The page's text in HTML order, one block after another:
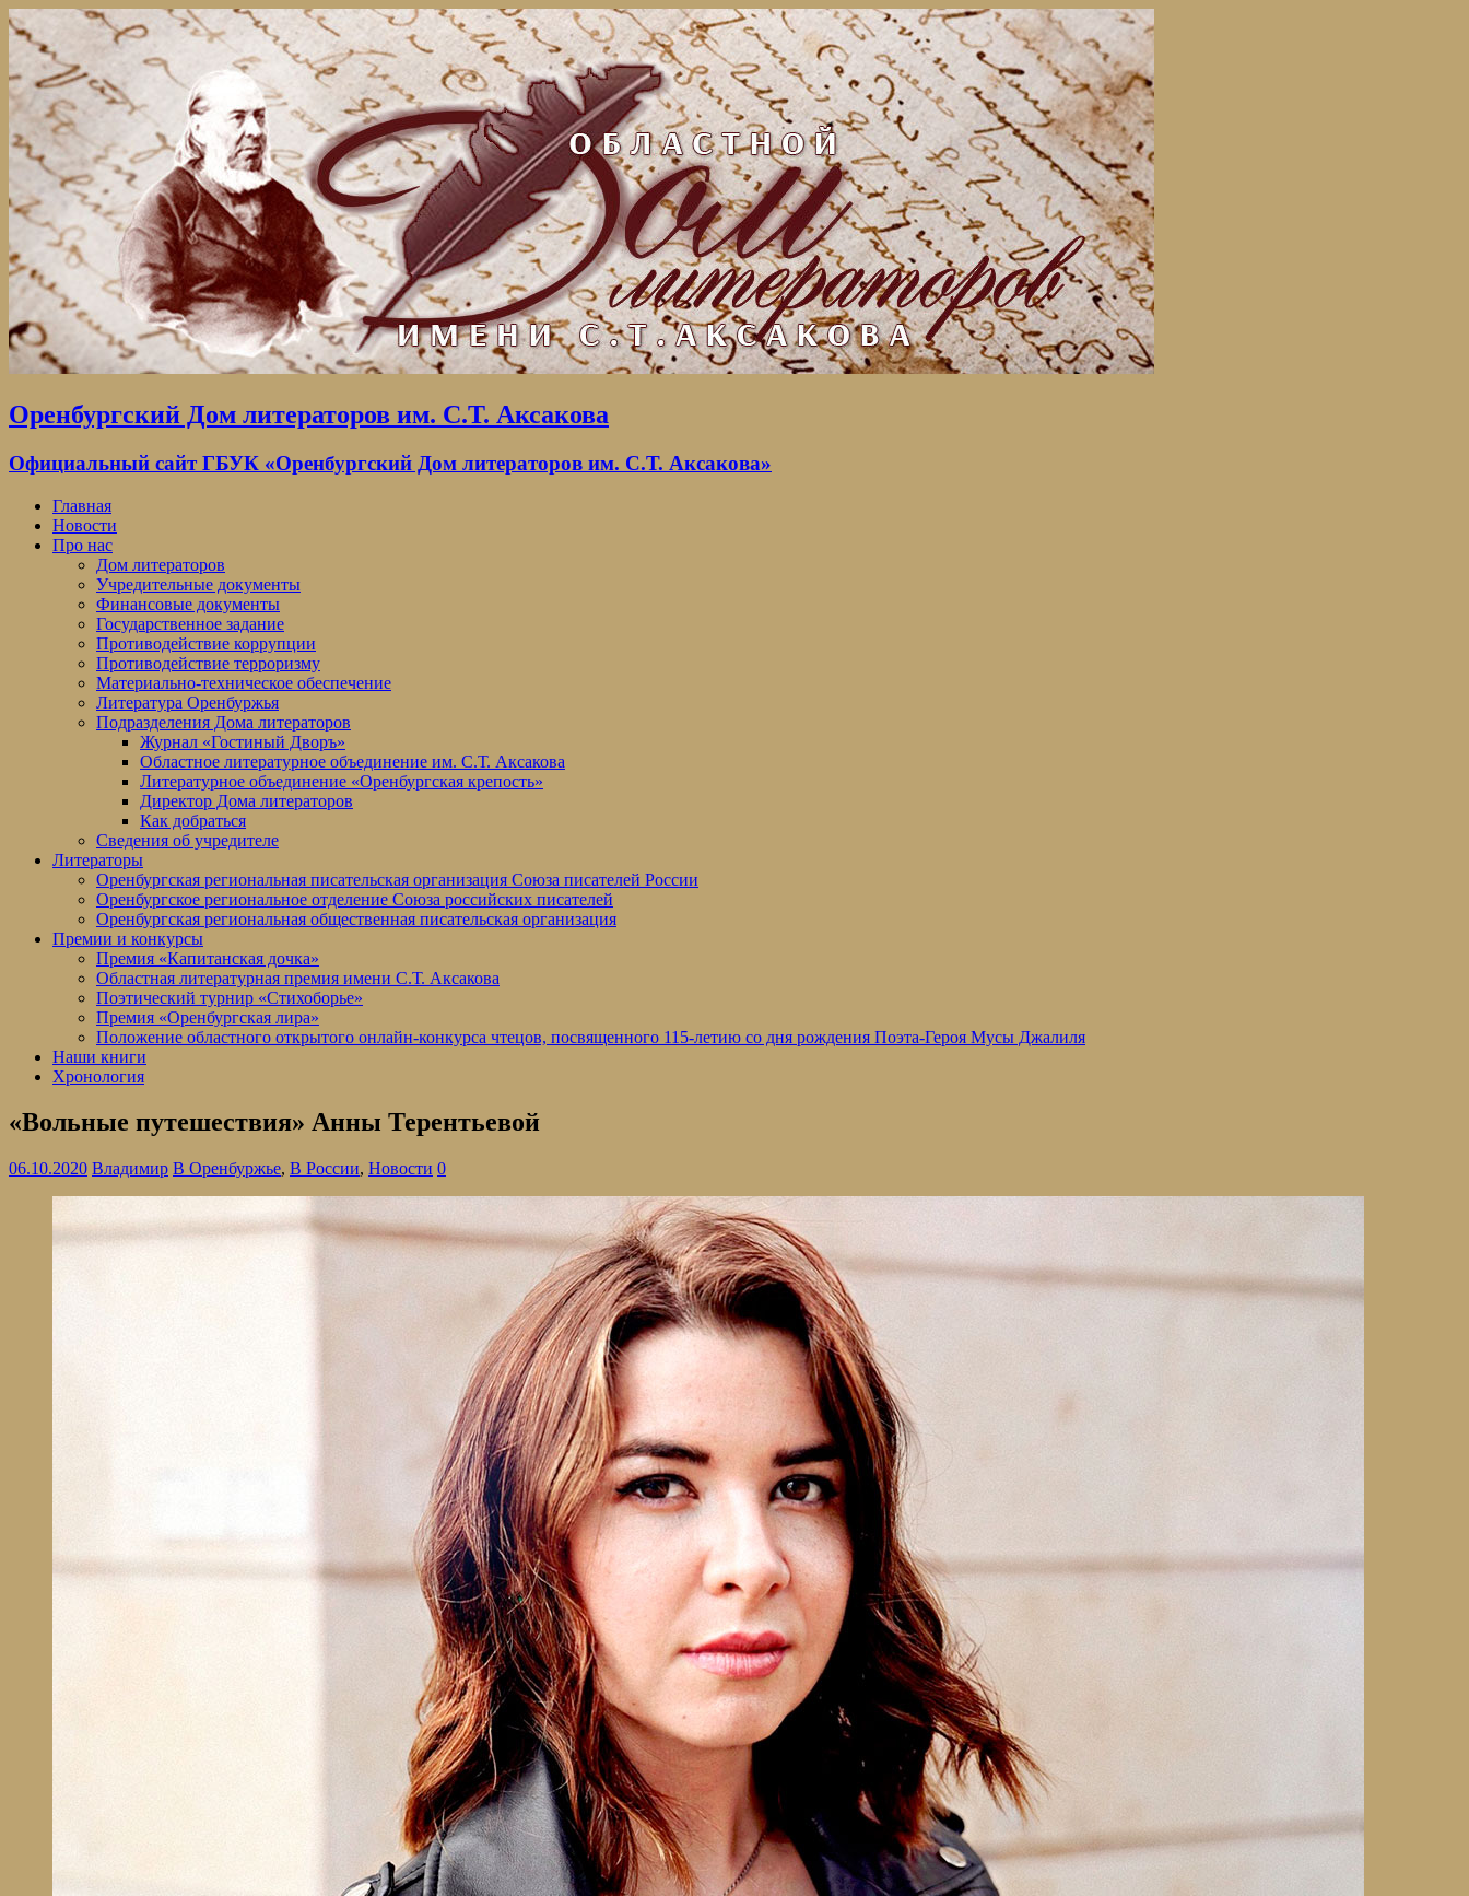
Оренбургский Дом литераторов им. С.Т. Аксакова
Официальный сайт ГБУК «Оренбургский Дом литераторов им. С.Т. Аксакова»
Главная
Новости
Про нас
Дом литераторов
Учредительные документы
Финансовые документы
Государственное задание
Противодействие коррупции
Противодействие терроризму
Материально-техническое обеспечение
Литература Оренбуржья
Подразделения Дома литераторов
Журнал «Гостиный Дворъ»
Областное литературное объединение им. С.Т. Аксакова
Литературное объединение «Оренбургская крепость»
Директор Дома литераторов
Как добраться
Сведения об учредителе
Литераторы
Оренбургская региональная писательская организация Союза писателей России
Оренбургское региональное отделение Союза российских писателей
Оренбургская региональная общественная писательская организация
Премии и конкурсы
Премия «Капитанская дочка»
Областная литературная премия имени С.Т. Аксакова
Поэтический турнир «Стихоборье»
Премия «Оренбургская лира»
Положение областного открытого онлайн-конкурса чтецов, посвященного 115-летию со дня рождения Поэта-Героя Мусы Джалиля
Наши книги
Хронология
«Вольные путешествия» Анны Терентьевой
06.10.2020 Владимир В Оренбуржье, В России, Новости 0